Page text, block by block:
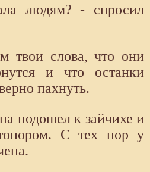
людям? - спросил
твои слова, что они
и что останки
пахнуть.
подошел к зайчихе и
С тех пор у